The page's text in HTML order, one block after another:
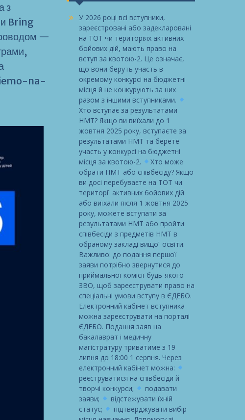
з
Bring
—
na-
У 2026 році всі вступники,
зареєстровані або задекларовані
на ТОТ чи територіях активних
бойових дій, мають право на
вступ за квотою-2. Це означає,
що вони беруть участь в
окремому конкурсі на бюджетні
місця й не конкурують за них
разом з іншими вступниками.
Хто вступає за результатами
НМТ? Якщо ви виїхали до 1
жовтня 2025 року, вступаєте за
результатами НМТ та берете
участь у конкурсі на бюджетні
місця за квотою-2.
Хто може
обрати НМТ або співбесіду? Якщо
ви досі перебуваєте на ТОТ чи
території активних бойових дій
або виїхали після 1 жовтня 2025
року, можете вступати за
результатами НМТ або пройти
співбесіди з предметів НМТ в
обраному закладі вищої освіти.
Важливо: до подання першої
заяви потрібно звернутися до
приймальної комісії будь-якого
ЗВО, щоб зареєструвати право на
спеціальні умови вступу в ЄДЕБО.
Електронний кабінет вступника
можна зареєструвати на порталі
ЄДЕБО. Подання заяв на
бакалаврат і медичну
магістратуру триватиме з 19
липня до 18:00 1 серпня. Через
електронний кабінет можна:
реєструватися на співбесіди й
творчі конкурси;
подавати
заяви;
відстежувати їхній
статус;
підтверджувати вибір